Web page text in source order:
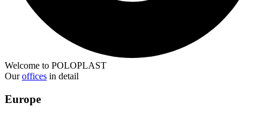
Welcome to POLOPLAST
Ouroffices in detail
Europe